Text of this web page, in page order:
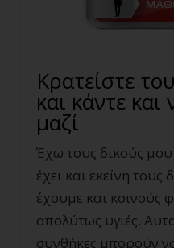
Κρατείστε
και κάντε
μαζί
Έχω τους δικούς
έχει και εκείνη
έχουμε και κοινούς
απολύτως υγιές.
συνθήκες μπορούν